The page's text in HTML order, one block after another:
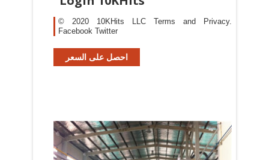
© 2020 10KHits LLC Terms and Privacy.
Facebook Twitter
احصل على السعر